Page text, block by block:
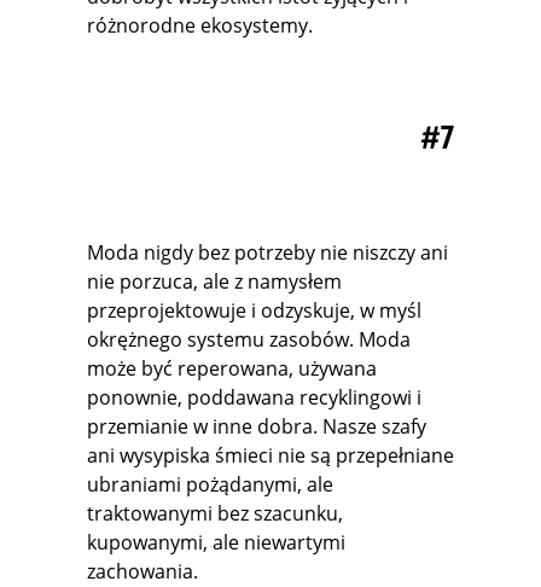
różnorodne ekosystemy.
#7
Moda nigdy bez potrzeby nie niszczy ani
nie porzuca, ale z namysłem
przeprojektowuje i odzyskuje, w myśl
okrężnego systemu zasobów. Moda
może być reperowana, używana
ponownie, poddawana recyklingowi i
przemianie w inne dobra. Nasze szafy
ani wysypiska śmieci nie są przepełniane
ubraniami pożądanymi, ale
traktowanymi bez szacunku,
kupowanymi, ale niewartymi
zachowania.